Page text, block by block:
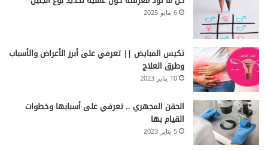
6 مايو 2025
تكيس المبايض || تعرفي على أبرز الأعراض والأسباب
وطرق العلاج
10 يناير 2023
الحقن المجهري .. تعرفي على أسبابها وخطوات
القيام بها
5 يناير 2023